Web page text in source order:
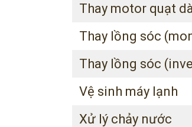
Thay motor quạt
Thay lồng sóc
Thay lồng sóc
Vệ sinh máy lạnh
Xử lý chảy nước